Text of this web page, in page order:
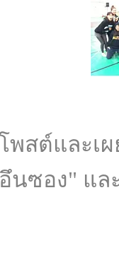
พสต์และเ
นซอง" แล